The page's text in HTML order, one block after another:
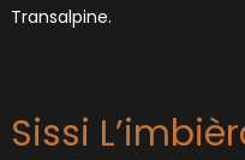
Transalpine.
Sissi